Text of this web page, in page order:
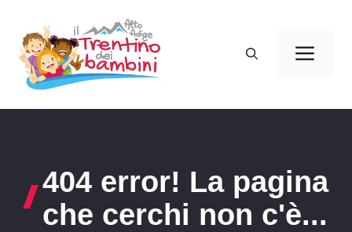
contenuto
404 error! La pagina
che cerchi non c'è...